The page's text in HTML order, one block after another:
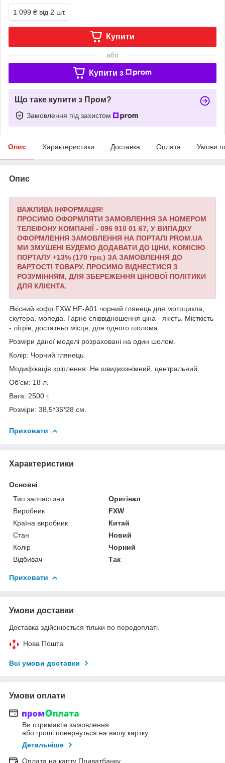
1 099 ₴ від 2 шт.
Купити
або
Купити з
Що таке купити з Пром?
Замовлення під захистом
Опис Характеристики Доставка Оплата Умови
Опис
ВАЖЛИВА ІНФОРМАЦІЯ!
ПРОСИМО ОФОРМЛЯТИ ЗАМОВЛЕННЯ ЗА НОМЕРОМ
ТЕЛЕФОНУ КОМПАНІЇ - 096 910 01 67, У ВИПАДКУ
ОФОРМЛЕННЯ ЗАМОВЛЕННЯ НА ПОРТАЛІ PROM.UA
МИ ЗМУШЕНІ БУДЕМО ДОДАВАТИ ДО ЦІНИ, КОМІСІЮ
ПОРТАЛУ +13% (170 грн.) ЗА ЗАМОВЛЕННЯ ДО
ВАРТОСТІ ТОВАРУ. ПРОСИМО ВІДНЕСТИСЯ З
РОЗУМІННЯМ, ДЛЯ ЗБЕРЕЖЕННЯ ЦІНОВОЇ ПОЛІТИКИ
ДЛЯ КЛІЄНТА.
Якісний кофр FXW HF-A01 чорний глянець для мотоцикла,
скутера, мопеда. Гарне співвідношення ціна - якість. Місткість
- літрів, достатньо місця, для одного шолома.
Розміри даної моделі розраховані на один шолом.
Колір: Чорний глянець.
Модифікація кріплення: Не швидкознімний, центральний.
Об'єм: 18 л.
Вага: 2500 г.
Розміри: 38,5*36*28 см.
Приховати
Характеристики
Основні
Тип запчастини
Оригінал
Виробник
FXW
Країна виробник
Китай
Стан
Новий
Колір
Чорний
Відбивач
Так
Приховати
Умови доставки
Доставка здійснюється тільки по передоплаті.
Нова Пошта
Всі умови доставки
Умови оплати
Ви отримаєте замовлення
або гроші повернуться на вашу картку
Детальніше
Оплата на карту Приватбанку.